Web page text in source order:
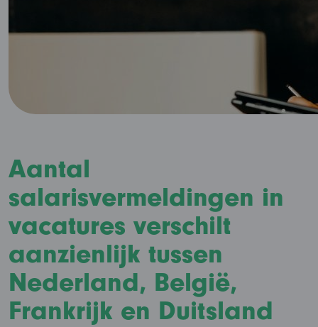
Aantal
salarisvermeldingen in
vacatures verschilt
aanzienlijk tussen
Nederland, België,
Frankrijk en Duitsland